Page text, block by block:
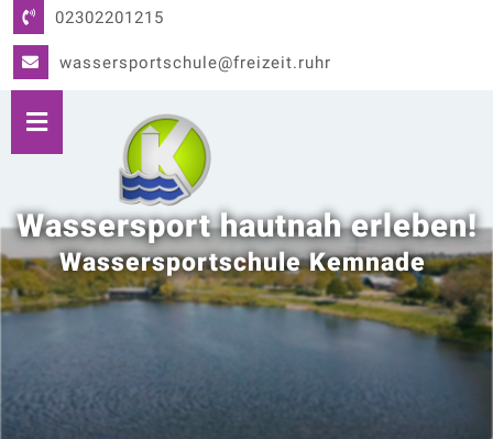
02302201215
wassersportschule@freizeit.ruhr
Wassersport hautnah erleben!
Wassersportschule Kemnade